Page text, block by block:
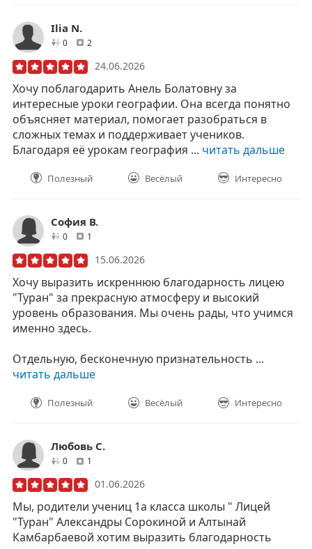
Ilia N.
0друзей
2
24.06.2026
Хочу поблагодарить Анель Болатовну за
интересные уроки географии. Она всегда понятно
объясняет материал, помогает разобраться в
сложных темах и поддерживает учеников.
Благодаря её урокам география ... читать дальше
Полезный Весёлый Интересно
София В.
0друзей1
15.06.2026
Хочу выразить искреннюю благодарность лицею
"Туран" за прекрасную атмосферу и высокий
уровень образования. Мы очень рады, что учимся
именно здесь.
Отдельную, бесконечную признательность ...
читать дальше
Полезный Весёлый Интересно
Любовь С.
0друзей1
01.06.2026
Мы, родители учениц 1а класса школы " Лицей
"Туран" Александры Сорокиной и Алтынай
Камбарбаевой хотим выразить благодарность